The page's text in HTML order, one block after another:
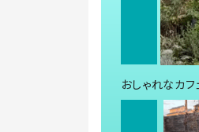
おしゃれなカ